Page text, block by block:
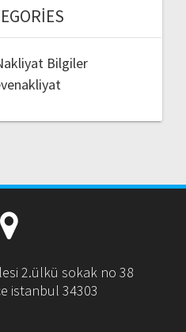
Bilgiler
2.ülkü sokak no 38
istanbul 34303